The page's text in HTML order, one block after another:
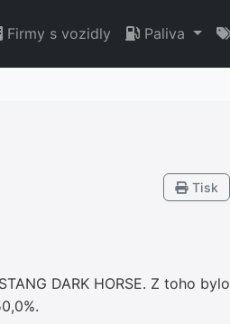
Firmy s vozidly Paliva
Tisk
DARK HORSE. Z toho bylo